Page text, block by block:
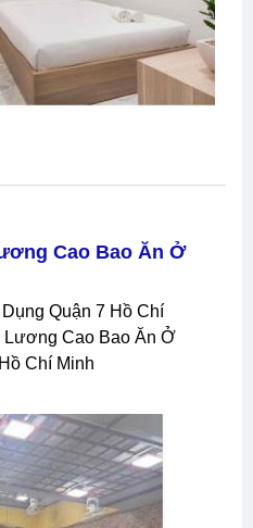
Cao Bao Ăn Ở
Lương Cao Bao Ăn Ở
Chí Minh